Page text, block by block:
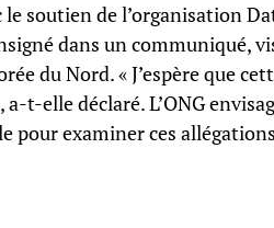
le soutien de l’organisation
dans un communiqué,
du Nord. « J’espère que
a-t-elle déclaré. L’ONG
pour examiner ces